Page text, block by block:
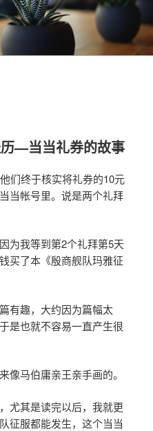
—当当礼券的故事
们终于核实将礼券的10元
当帐号里。说是两个礼拜
为我等到第2个礼拜第5天
买了本《殷商舰队玛雅征
有趣，大约因为篇幅太
是也就不容易一直产生很
像马伯庸亲王亲手画的。
尤其是读完以后，我就更
征服都能发生，这个当当